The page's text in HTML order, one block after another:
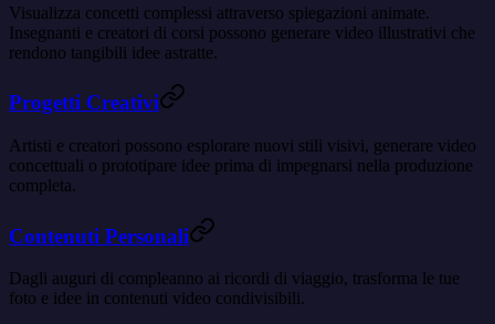
Visualizza concetti complessi attraverso spiegazioni animate.
Insegnanti e creatori di corsi possono generare video illustrativi che
rendono tangibili idee astratte.
Progetti Creativi
Artisti e creatori possono esplorare nuovi stili visivi, generare video
concettuali o prototipare idee prima di impegnarsi nella produzione
completa.
Contenuti Personali
Dagli auguri di compleanno ai ricordi di viaggio, trasforma le tue
foto e idee in contenuti video condivisibili.